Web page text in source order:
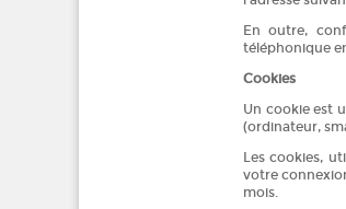
En outre,
téléphonique
Cookies
Un cookie est
(ordinateur,
Les cookies,
votre
mois.